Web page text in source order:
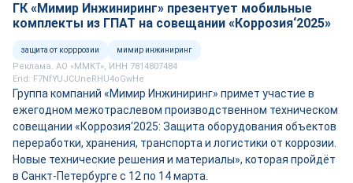
ГК «Мимир Инжиниринг» презентует мобильные
комплекты из ГПАТ на совещании «Коррозия‘2025»
защита от корррозии мимир инжиниринг
Реклама. АО «ММКТ», ИНН 7814807484
Erid: F7NfYUJCUneRHU4oGwHe
Группа компаний «Мимир Инжиниринг» примет участие в
ежегодном межотраслевом производственном техническом
совещании «Коррозия‘2025: Защита оборудования объектов
переработки, хранения, транспорта и логистики от коррозии.
Новые технические решения и материалы», которая пройдёт
в Санкт-Петербурге с 12 по 14 марта.